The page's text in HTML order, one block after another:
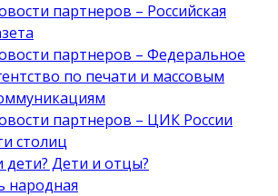
партнеров – Российская
партнеров – Федеральное
по печати и массовым
партнеров – ЦИК России
столиц
Дети и отцы?
народная